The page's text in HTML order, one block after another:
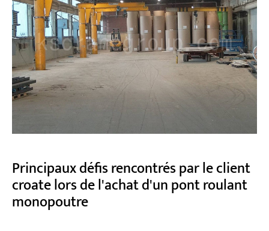
Principaux défis rencontrés par le client
croate lors de l'achat d'un pont roulant
monopoutre